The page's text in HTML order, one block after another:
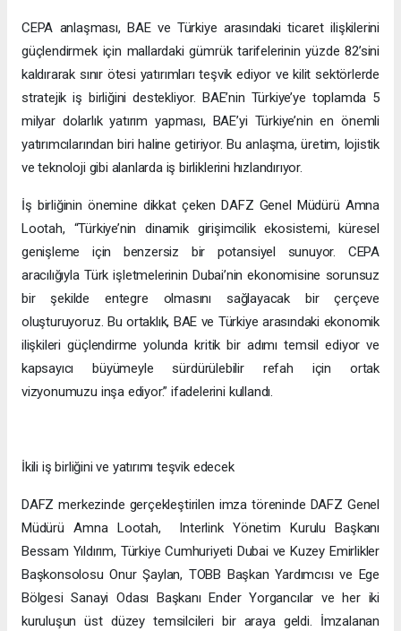
CEPA anlaşması, BAE ve Türkiye arasındaki ticaret ilişkilerini
güçlendirmek için mallardaki gümrük tarifelerinin yüzde 82’sini
kaldırarak sınır ötesi yatırımları teşvik ediyor ve kilit sektörlerde
stratejik iş birliğini destekliyor. BAE’nin Türkiye’ye toplamda 5
milyar dolarlık yatırım yapması, BAE’yi Türkiye’nin en önemli
yatırımcılarından biri haline getiriyor. Bu anlaşma, üretim, lojistik
ve teknoloji gibi alanlarda iş birliklerini hızlandırıyor.
İş birliğinin önemine dikkat çeken DAFZ Genel Müdürü Amna
Lootah, “Türkiye’nin dinamik girişimcilik ekosistemi, küresel
genişleme için benzersiz bir potansiyel sunuyor. CEPA
aracılığıyla Türk işletmelerinin Dubai’nin ekonomisine sorunsuz
bir şekilde entegre olmasını sağlayacak bir çerçeve
oluşturuyoruz. Bu ortaklık, BAE ve Türkiye arasındaki ekonomik
ilişkileri güçlendirme yolunda kritik bir adımı temsil ediyor ve
kapsayıcı büyümeyle sürdürülebilir refah için ortak
vizyonumuzu inşa ediyor.” ifadelerini kullandı.
İkili iş birliğini ve yatırımı teşvik edecek
DAFZ merkezinde gerçekleştirilen imza töreninde DAFZ Genel
Müdürü Amna Lootah, Interlink Yönetim Kurulu Başkanı
Bessam Yıldırım, Türkiye Cumhuriyeti Dubai ve Kuzey Emirlikler
Başkonsolosu Onur Şaylan, TOBB Başkan Yardımcısı ve Ege
Bölgesi Sanayi Odası Başkanı Ender Yorgancılar ve her iki
kuruluşun üst düzey temsilcileri bir araya geldi. İmzalanan